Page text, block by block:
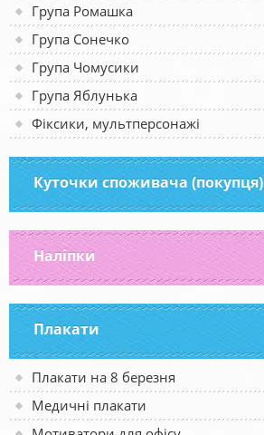
Група Ромашка
Група Сонечко
Група Чомусики
Група Яблунька
Фіксики, мультперсонажі
Куточки споживача (покупця)
Наліпки
Плакати
Плакати на 8 березня
Медичні плакати